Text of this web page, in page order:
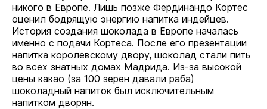
никого в Европе. Лишь позже Фердинандо Кортес
оценил бодрящую энергию напитка индейцев.
История создания шоколада в Европе началась
именно с подачи Кортеса. После его презентации
напитка королевскому двору, шоколад стали пить
во всех знатных домах Мадрида. Из-за высокой
цены какао (за 100 зерен давали раба)
шоколадный напиток был исключительным
напитком дворян.